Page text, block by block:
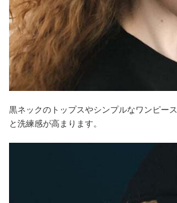
黒ネックのトップスやシンプルなワンピー
と洗練感が高まります。